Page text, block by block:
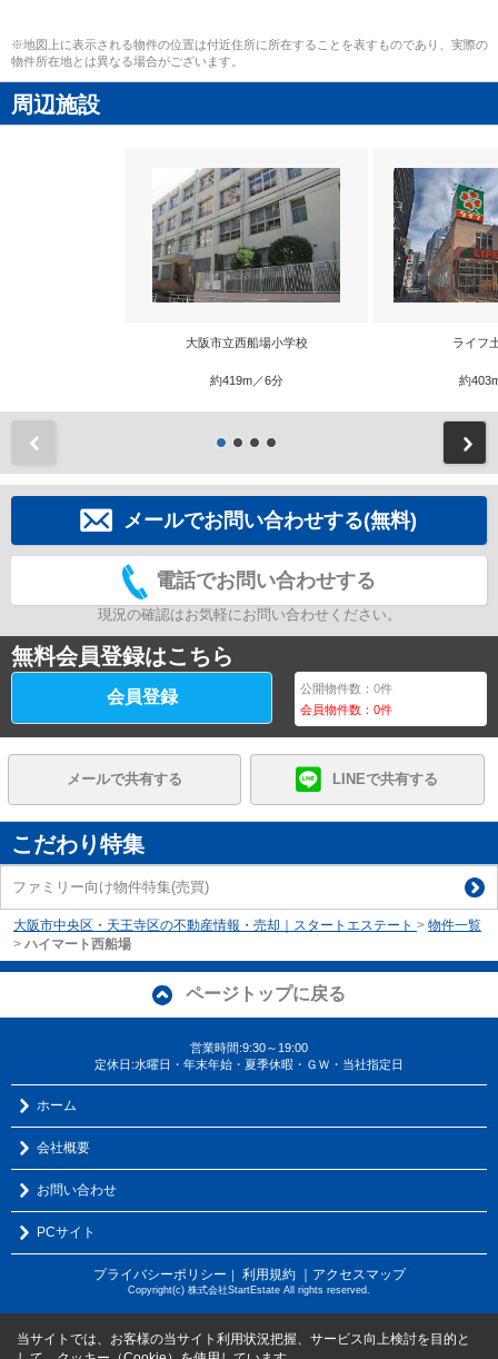
※地図上に表示される物件の位置は付近住所に所在することを表すものであり、実際の
物件所在地とは異なる場合がございます。
周辺施設
大阪市立西船場小学校
約419m／6分
ライフ
約
メールでお問い合わせする(無料)
電話でお問い合わせする
現況の確認はお気軽にお問い合わせください。
無料会員登録はこちら
会員登録 公開物件数：0件
会員物件数：0件
メールで共有する LINEで共有する
こだわり特集
ファミリー向け物件特集(売買)
大阪市中央区・天王寺区の不動産情報・売却｜スタートエステート > 物件一覧
> ハイマート西船場
ページトップに戻る
営業時間:9:30～19:00
定休日:水曜日・年末年始・夏季休暇・ＧＷ・当社指定日
ホーム
会社概要
お問い合わせ
PCサイト
プライバシーポリシー 利用規約 ｜アクセスマップ
Copyright(c) 株式会社StartEstate All rights reserved.
当サイトでは、お客様の当サイト利用状況把握、サービス向上検討を目的と